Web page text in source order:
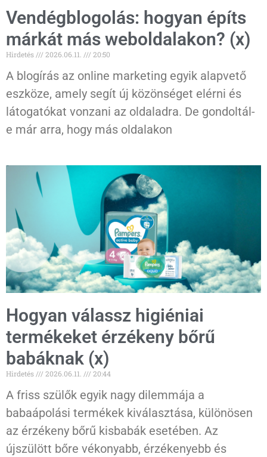
Vendégblogolás: hogyan építs
márkát más weboldalakon? (x)
Hirdetés 2026.06.11. 20:50
A blogírás az online marketing egyik alapvető
eszköze, amely segít új közönséget elérni és
látogatókat vonzani az oldaladra. De gondoltál-
e már arra, hogy más oldalakon
Hogyan válassz higiéniai
termékeket érzékeny bőrű
babáknak (x)
Hirdetés 2026.06.11. 20:44
A friss szülők egyik nagy dilemmája a
babaápolási termékek kiválasztása, különösen
az érzékeny bőrű kisbabák esetében. Az
újszülött bőre vékonyabb, érzékenyebb és